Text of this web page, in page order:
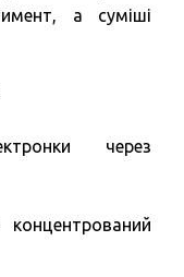
а суміші
через